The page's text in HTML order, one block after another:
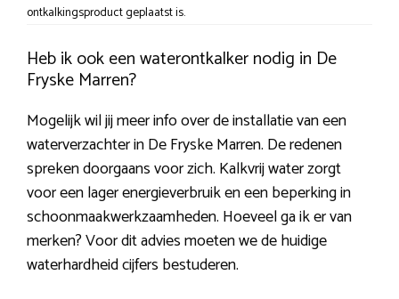
ontkalkingsproduct geplaatst is.
Heb ik ook een waterontkalker nodig in De
Fryske Marren?
Mogelijk wil jij meer info over de installatie van een
waterverzachter in De Fryske Marren. De redenen
spreken doorgaans voor zich. Kalkvrij water zorgt
voor een lager energieverbruik en een beperking in
schoonmaakwerkzaamheden. Hoeveel ga ik er van
merken? Voor dit advies moeten we de huidige
waterhardheid cijfers bestuderen.